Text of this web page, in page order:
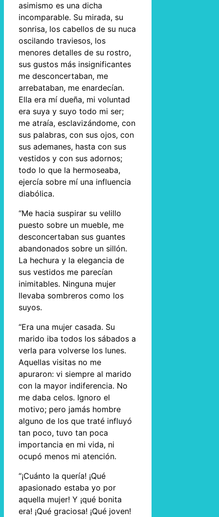
asimismo es una dicha
incomparable. Su mirada, su
sonrisa, los cabellos de su nuca
oscilando traviesos, los
menores detalles de su rostro,
sus gustos más insignificantes
me desconcertaban, me
arrebataban, me enardecían.
Ella era mí dueña, mi voluntad
era suya y suyo todo mi ser;
me atraía, esclavizándome, con
sus palabras, con sus ojos, con
sus ademanes, hasta con sus
vestidos y con sus adornos;
todo lo que la hermoseaba,
ejercía sobre mí una influencia
diabólica.
“Me hacia suspirar su velillo
puesto sobre un mueble, me
desconcertaban sus guantes
abandonados sobre un sillón.
La hechura y la elegancia de
sus vestidos me parecían
inimitables. Ninguna mujer
llevaba sombreros como los
suyos.
“Era una mujer casada. Su
marido iba todos los sábados a
verla para volverse los lunes.
Aquellas visitas no me
apuraron: vi siempre al marido
con la mayor indiferencia. No
me daba celos. Ignoro el
motivo; pero jamás hombre
alguno de los que traté influyó
tan poco, tuvo tan poca
importancia en mi vida, ni
ocupó menos mi atención.
“¡Cuánto la quería! ¡Qué
apasionado estaba yo por
aquella mujer! Y ¡qué bonita
era! ¡Qué graciosa! ¡Qué joven!